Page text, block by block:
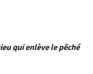
qui enlève le pêché